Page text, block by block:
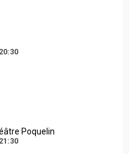
20:30
Poquelin
21:30